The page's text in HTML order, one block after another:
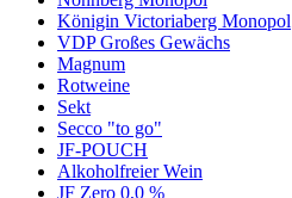
Königin Victoriaberg Monopol
VDP Großes Gewächs
Magnum
Rotweine
Sekt
Secco "to go"
JF-POUCH
Alkoholfreier Wein
JF Zero 0,0 %